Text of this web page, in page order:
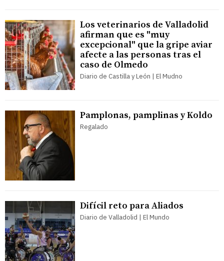
Los veterinarios de Valladolid
afirman que es "muy
excepcional" que la gripe aviar
afecte a las personas tras el
caso de Olmedo
Diario de Castilla y León | El Mudno
Pamplonas, pamplinas y Koldo
Regalado
Difícil reto para Aliados
Diario de Valladolid | El Mundo